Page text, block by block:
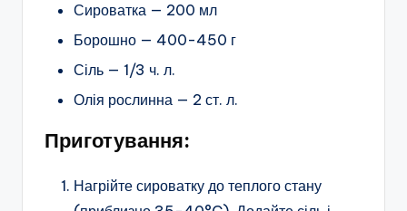
Сироватка — 200 мл
Борошно — 400-450 г
Сіль — 1/3 ч. л.
Олія рослинна — 2 ст. л.
Приготування:
Нагрійте сироватку до теплого стану